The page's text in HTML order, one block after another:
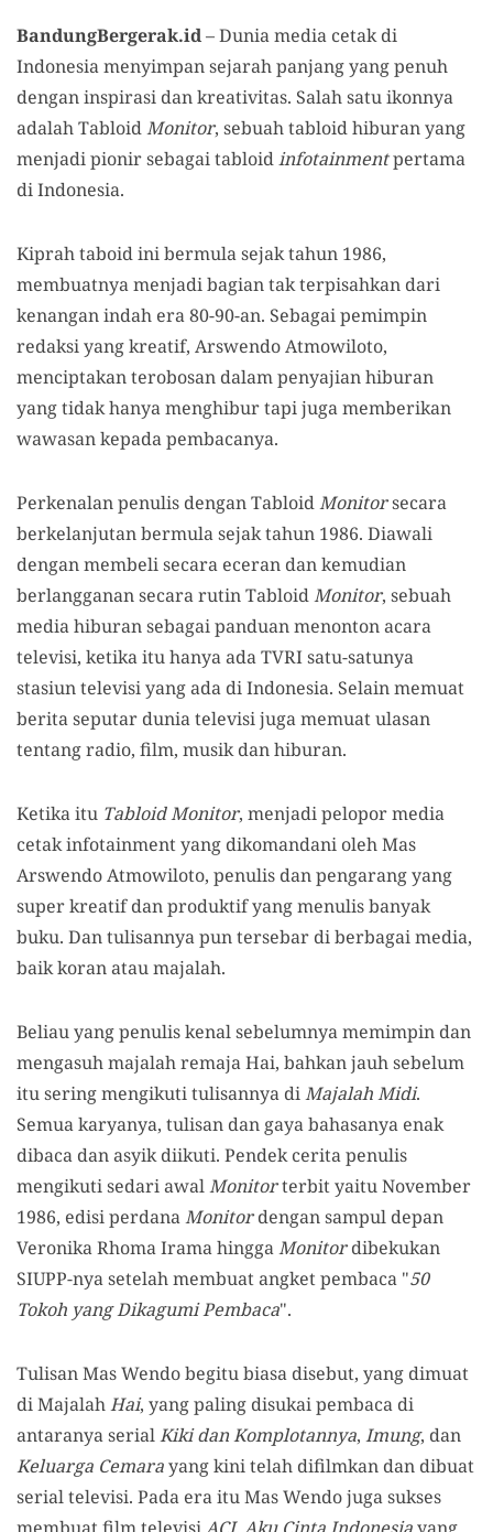
BandungBergerak.id– Dunia media cetak di
Indonesia menyimpan sejarah panjang yang penuh
dengan inspirasi dan kreativitas. Salah satu ikonnya
adalah TabloidMonitor, sebuah tabloid hiburan yang
menjadi pionir sebagai tabloidinfotainmentpertama
di Indonesia.
Kiprah taboid ini bermula sejak tahun 1986,
membuatnya menjadi bagian tak terpisahkan dari
kenangan indah era 80-90-an. Sebagai pemimpin
redaksi yang kreatif, Arswendo Atmowiloto,
menciptakan terobosan dalam penyajian hiburan
yang tidak hanya menghibur tapi juga memberikan
wawasan kepada pembacanya.
Perkenalan penulis dengan TabloidMonitorsecara
berkelanjutan bermula sejak tahun 1986. Diawali
dengan membeli secara eceran dan kemudian
berlangganan secara rutin TabloidMonitor, sebuah
media hiburan sebagai panduan menonton acara
televisi, ketika itu hanya ada TVRI satu-satunya
stasiun televisi yang ada di Indonesia. Selain memuat
berita seputar dunia televisi juga memuat ulasan
tentang radio, film, musik dan hiburan.
Ketika itu Tabloid Monitor, menjadi pelopor media
cetak infotainment yang dikomandani oleh Mas
Arswendo Atmowiloto, penulis dan pengarang yang
super kreatif dan produktif yang menulis banyak
buku. Dan tulisannya pun tersebar di berbagai media,
baik koran atau majalah.
Beliau yang penulis kenal sebelumnya memimpin dan
mengasuh majalah remaja Hai, bahkan jauh sebelum
itu sering mengikuti tulisannya diMajalah Midi.
Semua karyanya, tulisan dan gaya bahasanya enak
dibaca dan asyik diikuti. Pendek cerita penulis
mengikuti sedari awalMonitorterbit yaitu November
1986, edisi perdanaMonitordengan sampul depan
Veronika Rhoma Irama hinggaMonitordibekukan
SIUPP-nya setelah membuat angket pembaca "50
Tokoh yang Dikagumi Pembaca".
Tulisan Mas Wendo begitu biasa disebut, yang dimuat
di MajalahHai, yang paling disukai pembaca di
antaranya serialKiki dan Komplotannya, Imung, dan
Keluarga Cemarayang kini telah difilmkan dan dibuat
serial televisi. Pada era itu Mas Wendo juga sukses